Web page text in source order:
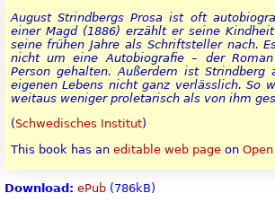
August Strindbergs Prosa ist oft
einer Magd (1886) erzählt er seine
seine frühen Jahre als Schriftsteller nach.
nicht um eine Autobiografie – der
Person gehalten. Außerdem ist Strindberg
eigenen Lebens nicht ganz verlässlich. So
weitaus weniger proletarisch als von ihm
(Schwedisches Institut)
This book has an editable web pageon
Download: ePub (786kB)